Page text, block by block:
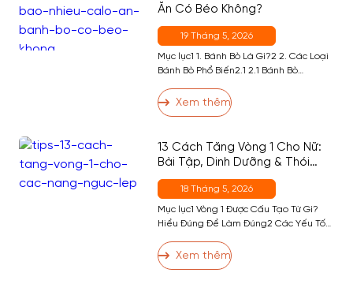
Ăn Có Béo Không?
19 Tháng 5, 2026
Mục lục1 1. Bánh Bò Là Gì?2 2. Các Loại
Bánh Bò Phổ Biến2.1 2.1 Bánh Bò
Bò Sữa Nướng2.4 2.4 Bánh Bò Dừa3 3.
Ăn Bánh Bò Có Tốt Không?4 4. Bánh Bò
Theo Khẩu Phần5 5. Ăn Bánh Bò […]
Xem thêm
13 Cách Tăng Vòng 1 Cho Nữ:
Bài Tập, Dinh Dưỡng & Thói
Quen Hiệu Quả Nhất
18 Tháng 5, 2026
Mục lục1 Vòng 1 Được Cấu Tạo Từ Gì?
Hiểu Đúng Để Làm Đúng2 Các Yếu Tố
Cách Tăng Vòng 1 Hiệu Quả3.1 Nhóm 1:
Bài Tập Phát Triển Cơ Ngực3.2 Nhóm 2:
Xem thêm